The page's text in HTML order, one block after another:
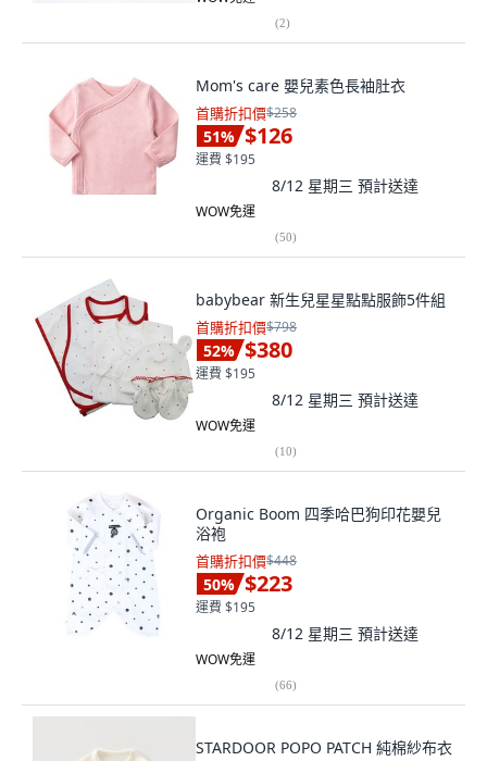
(2)
Mom's care 嬰兒素色長袖肚衣
首購折扣價$258
51% $126
運費 $195
8/12 星期三 預計送達
WOW免運
(50)
babybear 新生兒星星點點服飾5件組
首購折扣價$798
52% $380
運費 $195
8/12 星期三 預計送達
WOW免運
(10)
Organic Boom 四季哈巴狗印花嬰兒
浴袍
首購折扣價$448
50% $223
運費 $195
8/12 星期三 預計送達
WOW免運
(66)
STARDOOR POPO PATCH 純棉紗布衣